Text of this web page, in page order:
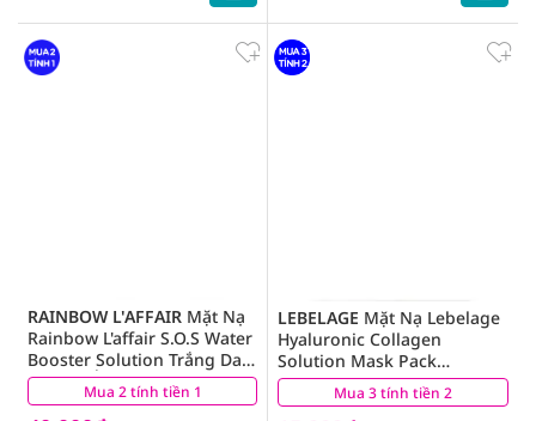
Mua 2 tính tiền 1
RAINBOW L'AFFAIR Mặt Nạ
Rainbow L'affair S.O.S Water
Booster Solution Trắng Da,
Dưỡng Ẩm, Chống Lão Hóa,
Ngừa Mụn 30ml
(42) Mua 3 tính tiền 2
LEBELAGE Mặt Nạ Lebelage
Hyaluronic Collagen
Solution Mask Pack
Moisture Supply Chiết Xuất
Từ Collagen 25g
(15)